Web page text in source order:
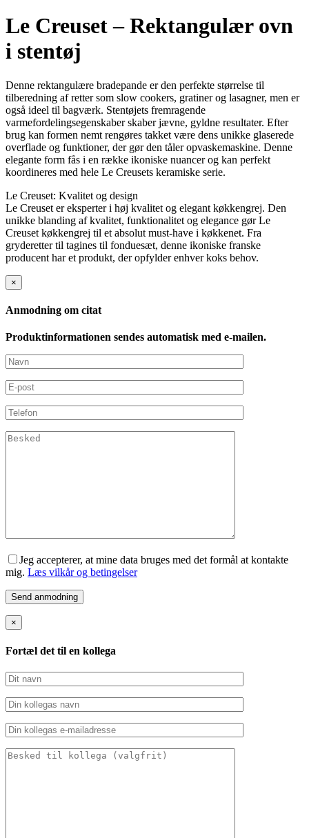
Le Creuset – Rektangulær ovn
i stentøj
Denne rektangulære bradepande er den perfekte størrelse til
tilberedning af retter som slow cookers, gratiner og lasagner, men er
også ideel til bagværk. Stentøjets fremragende
varmefordelingsegenskaber skaber jævne, gyldne resultater. Efter
brug kan formen nemt rengøres takket være dens unikke glaserede
overflade og funktioner, der gør den tåler opvaskemaskine. Denne
elegante form fås i en række ikoniske nuancer og kan perfekt
koordineres med hele Le Creusets keramiske serie.
Le Creuset: Kvalitet og design
Le Creuset er eksperter i høj kvalitet og elegant køkkengrej. Den
unikke blanding af kvalitet, funktionalitet og elegance gør Le
Creuset køkkengrej til et absolut must-have i køkkenet. Fra
gryderetter til tagines til fonduesæt, denne ikoniske franske
producent har et produkt, der opfylder enhver koks behov.
×
Anmodning om citat
Produktinformationen sendes automatisk med e-mailen.
Jeg accepterer, at mine data bruges med det formål at kontakte
mig. Læs vilkår og betingelser
×
Fortæl det til en kollega